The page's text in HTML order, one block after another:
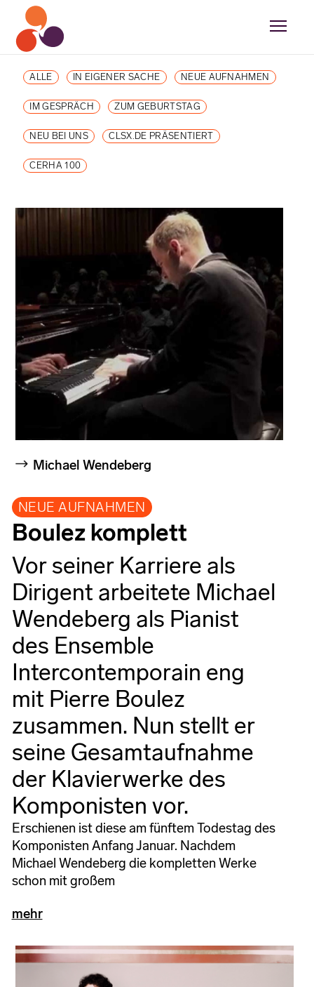
ALLE IN EIGENER SACHE NEUE AUFNAHMEN
IM GESPRÄCH ZUM GEBURTSTAG
NEU BEI UNS CLSX.DE PRÄSENTIERT
CERHA 100
Michael Wendeberg
NEUE AUFNAHMEN
Boulez komplett
Vor seiner Karriere als
Dirigent arbeitete Michael
Wendeberg als Pianist
des Ensemble
Intercontemporain eng
mit Pierre Boulez
zusammen. Nun stellt er
seine Gesamtaufnahme
der Klavierwerke des
Komponisten vor.
Erschienen ist diese am fünftem Todestag des
Komponisten Anfang Januar. Nachdem
Michael Wendeberg die kompletten Werke
schon mit großem
mehr